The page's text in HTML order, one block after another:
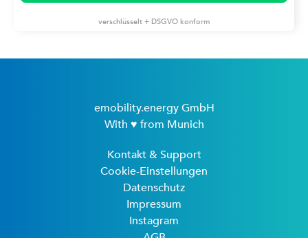
verschlüsselt + DSGVO konform
emobility.energy GmbH
With ♥ from Munich
Kontakt & Support
Cookie-Einstellungen
Datenschutz
Impressum
Instagram